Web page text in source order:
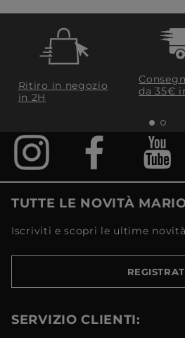
Ritiro in negozio
in 2H
da 35€​
TUTTE LE NOVITÀ
Iscriviti e scopri le ultime
SERVIZIO CLIENTI: